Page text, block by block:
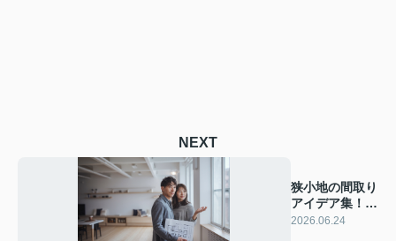
NEXT
狭小地の間取り
アイデア集！広
く見せるコツを
2026.06.24